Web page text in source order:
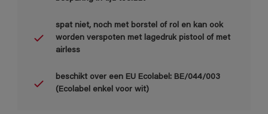
spat niet, noch met borstel of rol en kan ook
worden verspoten met lagedruk pistool of met
airless
beschikt over een EU Ecolabel: BE/044/003
(Ecolabel enkel voor wit)